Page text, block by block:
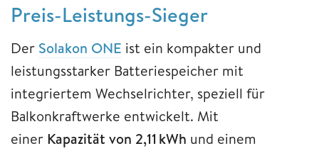
Preis-Leistungs-Sieger
Der Solakon ONE ist ein kompakter und
leistungsstarker Batteriespeicher mit
integriertem Wechselrichter, speziell für
Balkonkraftwerke entwickelt. Mit
einer Kapazität von 2,11 kWh und einem